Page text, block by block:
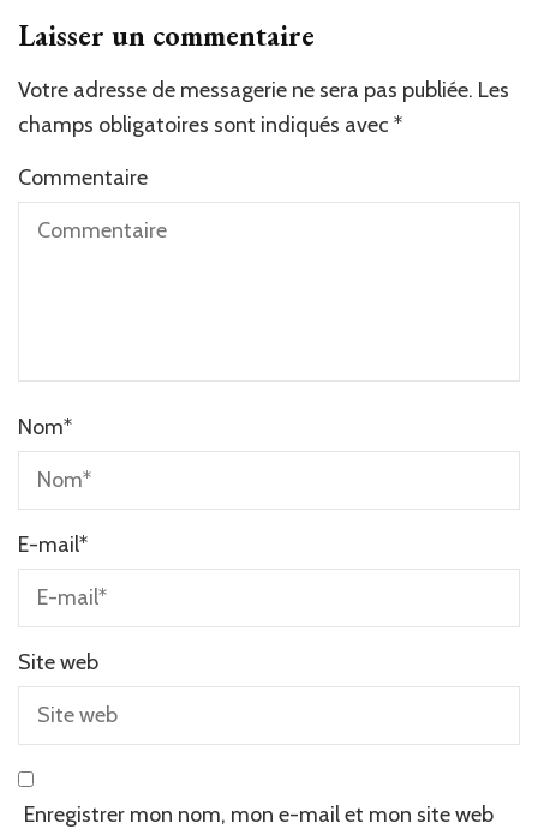
Laisser un commentaire
Votre adresse de messagerie ne sera pas publiée. Les
champs obligatoires sont indiqués avec *
Commentaire
Nom*
E-mail*
Site web
Enregistrer mon nom, mon e-mail et mon site web